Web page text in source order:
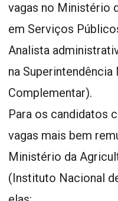
vagas no Ministério
em Serviços
Analista
na
Complementar).
Para os candidatos
vagas mais bem
Ministério da
(Instituto Nacional